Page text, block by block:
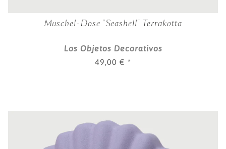
Muschel-Dose "Seashell" Terrakotta
Los Objetos Decorativos
49,00 € *